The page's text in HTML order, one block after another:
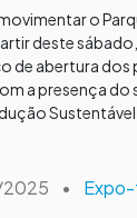
o
deste
de abertura dos
a presença do
Sustentável
•